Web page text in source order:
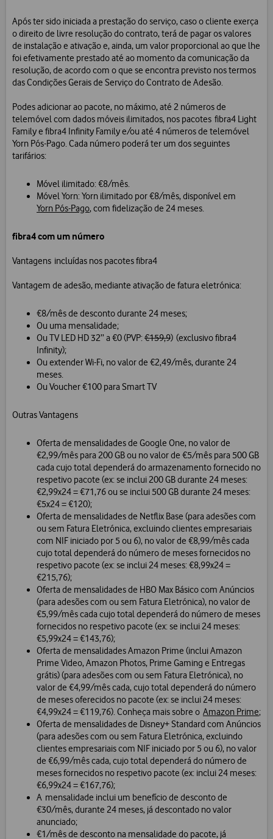
Após ter sido iniciada a prestação do serviço, caso o cliente exerça
o direito de livre resolução do contrato, terá de pagar os valores
de instalação e ativação e, ainda, um valor proporcional ao que lhe
foi efetivamente prestado até ao momento da comunicação da
resolução, de acordo com o que se encontra previsto nos termos
das Condições Gerais de Serviço do Contrato de Adesão.
Podes adicionar ao pacote, no máximo, até 2 números de
telemóvel com dados móveis ilimitados, nos pacotes fibra4 Light
Family e fibra4 Infinity Family e/ou até 4 números de telemóvel
Yorn Pós-Pago. Cada número poderá ter um dos seguintes
tarifários:
Móvel ilimitado: €8/mês.
Móvel Yorn: Yorn ilimitado por €8/mês, disponível em
Yorn Pós-Pago, com fidelização de 24 meses.
fibra4 com um número
Vantagens incluídas nos pacotes fibra4
Vantagem de adesão, mediante ativação de fatura eletrónica:
€8/mês de desconto durante 24 meses;
Ou uma mensalidade;
Ou TV LED HD 32’’ a €0 (PVP:€159,9) (exclusivo fibra4
Infinity);
Ou extender Wi-Fi, no valor de €2,49/mês, durante 24
meses.
Ou Voucher €100 para Smart TV
Outras Vantagens
Oferta de mensalidades de Google One, no valor de
€2,99/mês para 200 GB ou no valor de €5/mês para 500 GB
cada cujo total dependerá do armazenamento fornecido no
respetivo pacote (ex: se inclui 200 GB durante 24 meses:
€2,99x24 = €71,76 ou se inclui 500 GB durante 24 meses:
€5x24 = €120);
Oferta de mensalidades de Netflix Base (para adesões com
ou sem Fatura Eletrónica, excluindo clientes empresariais
com NIF iniciado por 5 ou 6), no valor de €8,99/mês cada
cujo total dependerá do número de meses fornecidos no
respetivo pacote (ex: se inclui 24 meses: €8,99x24 =
€215,76);
Oferta de mensalidades de HBO Max Básico com Anúncios
(para adesões com ou sem Fatura Eletrónica), no valor de
€5,99/mês cada cujo total dependerá do número de meses
fornecidos no respetivo pacote (ex: se inclui 24 meses:
€5,99x24 = €143,76);
Oferta de mensalidades Amazon Prime (inclui Amazon
Prime Video, Amazon Photos, Prime Gaming e Entregas
grátis) (para adesões com ou sem Fatura Eletrónica), no
valor de €4,99/mês cada, cujo total dependerá do número
de meses oferecidos no pacote (ex: se inclui 24 meses:
€4,99x24 = €119,76). Conheça mais sobre o Amazon Prime;
Oferta de mensalidades de Disney+ Standard com Anúncios
(para adesões com ou sem Fatura Eletrónica, excluindo
clientes empresariais com NIF iniciado por 5 ou 6), no valor
de €6,99/mês cada, cujo total dependerá do número de
meses fornecidos no respetivo pacote (ex: inclui 24 meses:
€6,99x24 = €167,76);
A mensalidade inclui um benefício de desconto de
€30/mês, durante 24 meses, já descontado no valor
anunciado;
€1/mês de desconto na mensalidade do pacote, já